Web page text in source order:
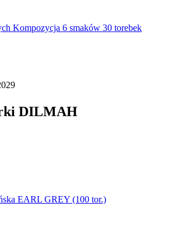
Kompozycja 6 smaków 30 torebek
DILMAH
EARL GREY (100 tor.)